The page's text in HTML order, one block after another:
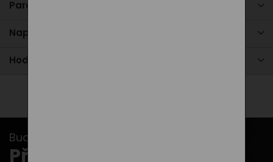
Parametry produktu
Napište nám
Hodnocení
Buďte v obraze s našimi newslettery...
Přihlašte se k odběru